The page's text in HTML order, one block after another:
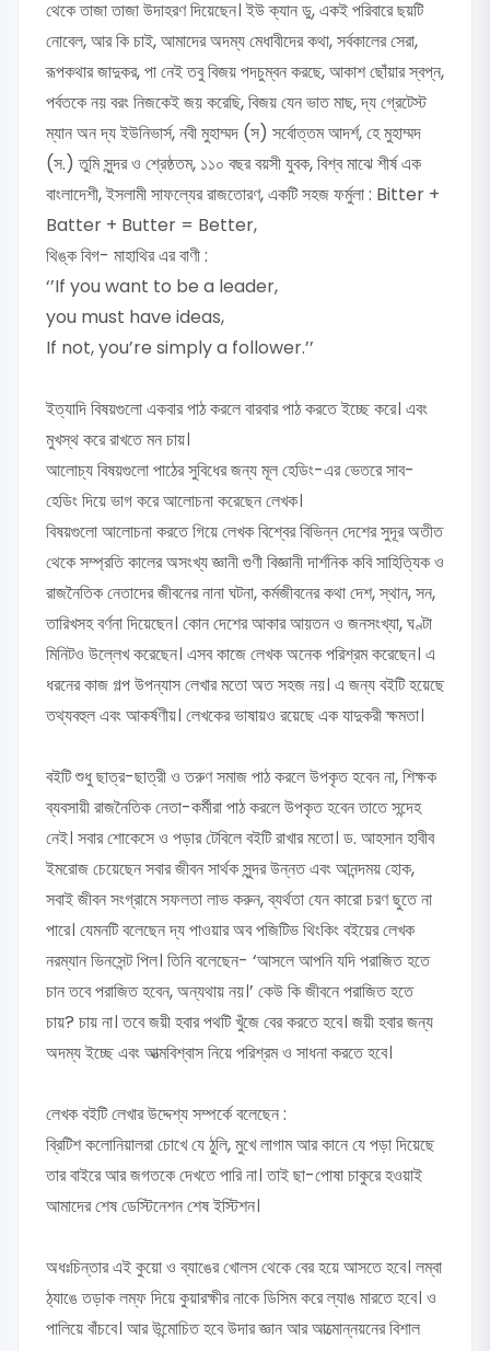
থেকে তাজা তাজা উদাহরণ দিয়েছেন। ইউ ক্যান ডু, একই পরিবারে ছয়টি
নোবেল, আর কি চাই, আমাদের অদম্য মেধাবীদের কথা, সর্বকালের সেরা,
রূপকথার জাদুকর, পা নেই তবু বিজয় পদচুম্বন করছে, আকাশ ছোঁয়ার স্বপ্ন,
পর্বতকে নয় বরং নিজকেই জয় করেছি, বিজয় যেন ভাত মাছ, দ্য গ্রেটেস্ট
ম্যান অন দ্য ইউনিভার্স, নবী মুহাম্মদ (স) সর্বোত্তম আদর্শ, হে মুহাম্মদ
(স.) তুমি সুন্দর ও শ্রেষ্ঠতম, ১১০ বছর বয়সী যুবক, বিশ্ব মাঝে শীর্ষ এক
বাংলাদেশী, ইসলামী সাফল্যের রাজতোরণ, একটি সহজ ফর্মুলা : Bitter +
Batter + Butter = Better,
থিঙ্ক বিগ- মাহাথির এর বাণী :
‘’If you want to be a leader,
you must have ideas,
If not, you’re simply a follower.’’
ইত্যাদি বিষয়গুলো একবার পাঠ করলে বারবার পাঠ করতে ইচ্ছে করে। এবং
মুখস্থ করে রাখতে মন চায়।
আলোচ্য বিষয়গুলো পাঠের সুবিধের জন্য মূল হেডিং-এর ভেতরে সাব-
হেডিং দিয়ে ভাগ করে আলোচনা করেছেন লেখক।
বিষয়গুলো আলোচনা করতে গিয়ে লেখক বিশ্বের বিভিন্ন দেশের সুদূর অতীত
থেকে সম্প্রতি কালের অসংখ্য জ্ঞানী গুণী বিজ্ঞানী দার্শনিক কবি সাহিত্যিক ও
রাজনৈতিক নেতাদের জীবনের নানা ঘটনা, কর্মজীবনের কথা দেশ, স্থান, সন,
তারিখসহ বর্ণনা দিয়েছেন। কোন দেশের আকার আয়তন ও জনসংখ্যা, ঘণ্টা
মিনিটও উল্লেখ করেছেন। এসব কাজে লেখক অনেক পরিশ্রম করেছেন। এ
ধরনের কাজ গল্প উপন্যাস লেখার মতো অত সহজ নয়। এ জন্য বইটি হয়েছে
তথ্যবহুল এবং আকর্ষণীয়। লেখকের ভাষায়ও রয়েছে এক যাদুকরী ক্ষমতা।
বইটি শুধু ছাত্র-ছাত্রী ও তরুণ সমাজ পাঠ করলে উপকৃত হবেন না, শিক্ষক
ব্যবসায়ী রাজনৈতিক নেতা-কর্মীরা পাঠ করলে উপকৃত হবেন তাতে সন্দেহ
নেই। সবার শোকেসে ও পড়ার টেবিলে বইটি রাখার মতো। ড. আহসান হাবীব
ইমরোজ চেয়েছেন সবার জীবন সার্থক সুন্দর উন্নত এবং আনন্দময় হোক,
সবাই জীবন সংগ্রামে সফলতা লাভ করুন, ব্যর্থতা যেন কারো চরণ ছুতে না
পারে। যেমনটি বলেছেন দ্য পাওয়ার অব পজিটিভ থিংকিং বইয়ের লেখক
নরম্যান ভিনসেন্ট পিল। তিনি বলেছেন- ‘আসলে আপনি যদি পরাজিত হতে
চান তবে পরাজিত হবেন, অন্যথায় নয়।’ কেউ কি জীবনে পরাজিত হতে
চায়? চায় না। তবে জয়ী হবার পথটি খুঁজে বের করতে হবে। জয়ী হবার জন্য
অদম্য ইচ্ছে এবং আত্মবিশ্বাস নিয়ে পরিশ্রম ও সাধনা করতে হবে।
লেখক বইটি লেখার উদ্দেশ্য সম্পর্কে বলেছেন :
ব্রিটিশ কলোনিয়ালরা চোখে যে ঠুলি, মুখে লাগাম আর কানে যে পড়া দিয়েছে
তার বাইরে আর জগতকে দেখতে পারি না। তাই ছা-পোষা চাকুরে হওয়াই
আমাদের শেষ ডেস্টিনেশন শেষ ইস্টিশন।
অধঃচিন্তার এই কুয়ো ও ব্যাঙের খোলস থেকে বের হয়ে আসতে হবে। লম্বা
ঠ্যাঙে তড়াক লম্ফ দিয়ে কুয়ারক্ষীর নাকে ডিসিম করে ল্যাঙ মারতে হবে। ও
পালিয়ে বাঁচবে। আর উন্মোচিত হবে উদার জ্ঞান আর আত্মোন্নয়নের বিশাল